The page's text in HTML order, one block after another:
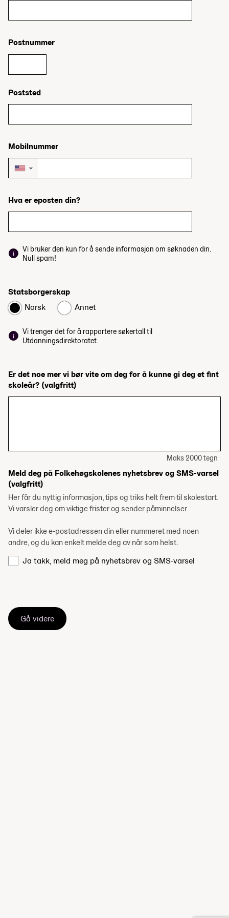
Postnummer
Poststed
Mobilnummer
▼
Hva er eposten din?
Vi bruker den kun for å sende informasjon om søknaden din.
Null spam!
Statsborgerskap
Norsk
Annet
Vi trenger det for å rapportere søkertall til
Utdanningsdirektoratet.
Er det noe mer vi bør vite om deg for å kunne gi deg et fint
skoleår? (valgfritt)
Maks 2000 tegn
Meld deg på Folkehøgskolenes nyhetsbrev og SMS-varsel
(valgfritt)
Her får du nyttig informasjon, tips og triks helt frem til skolestart.
Vi varsler deg om viktige frister og sender påminnelser.
Vi deler ikke e-postadressen din eller nummeret med noen
andre, og du kan enkelt melde deg av når som helst.
Ja takk, meld meg på nyhetsbrev og SMS-varsel
Gå videre